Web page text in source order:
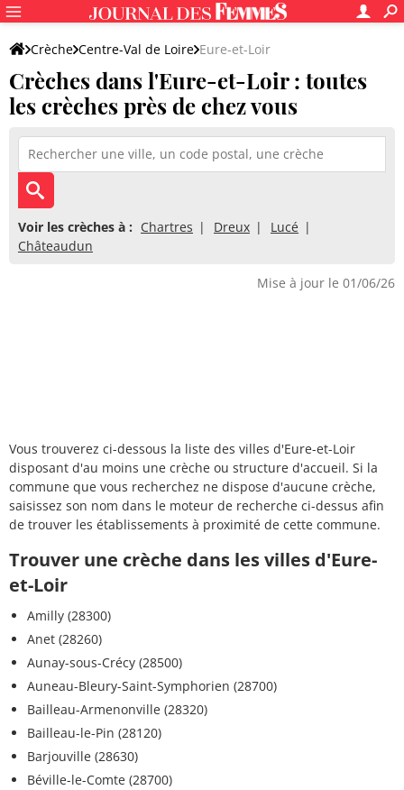
Crèche Centre-Val de Loire Eure-et-Loir
Crèches dans l'Eure-et-Loir : toutes
les crèches près de chez vous
Voir les crèches à : Chartres Dreux
Lucé
Châteaudun
Mise à jour le 01/06/26
Vous trouverez ci-dessous la liste des villes d'Eure-et-Loir
disposant d'au moins une crèche ou structure d'accueil. Si la
commune que vous recherchez ne dispose d'aucune crèche,
saisissez son nom dans le moteur de recherche ci-dessus afin
de trouver les établissements à proximité de cette commune.
Trouver une crèche dans les villes d'Eure-
et-Loir
Amilly (28300)
Anet (28260)
Aunay-sous-Crécy (28500)
Auneau-Bleury-Saint-Symphorien (28700)
Bailleau-Armenonville (28320)
Bailleau-le-Pin (28120)
Barjouville (28630)
Béville-le-Comte (28700)